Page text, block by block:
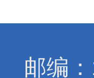
邮编